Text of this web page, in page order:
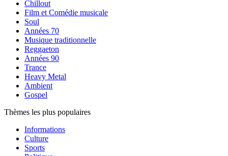
Chillout
Film et Comédie musicale
Soul
Années 70
Musique traditionnelle
Reggaeton
Années 90
Trance
Heavy Metal
Ambient
Gospel
Thèmes les plus populaires
Informations
Culture
Sports